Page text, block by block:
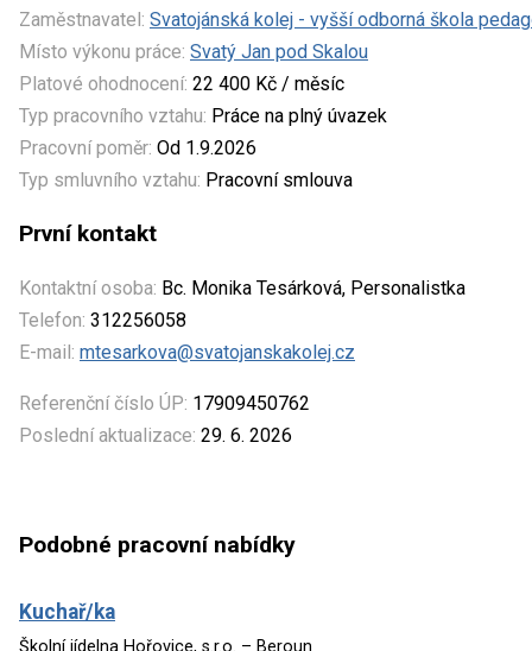
Zaměstnavatel: Svatojánská kolej - vyšší odborná škola
Místo výkonu práce: Svatý Jan pod Skalou
Platové ohodnocení: 22 400 Kč / měsíc
Typ pracovního vztahu: Práce na plný úvazek
Pracovní poměr: Od 1.9.2026
Typ smluvního vztahu: Pracovní smlouva
První kontakt
Kontaktní osoba: Bc. Monika Tesárková, Personalistka
Telefon: 312256058
E-mail: mtesarkova@svatojanskakolej.cz
Referenční číslo ÚP: 17909450762
Poslední aktualizace: 29. 6. 2026
Podobné pracovní nabídky
Kuchař/ka
Školní jídelna Hořovice, s.r.o. – Beroun